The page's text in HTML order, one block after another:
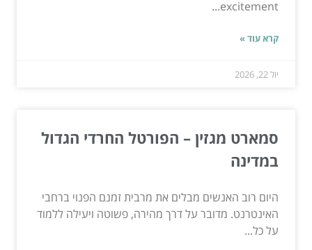
excitement...
קרא עוד »
יול 22, 2026
סמארט מגזין – הפורטל החרדי הגדול
במדינה
היום רוב האנשים מבלים את מרבית זמנם הפנוי ברחבי
האינטרנט. מדובר על דרך מהירה, פשוטה ויעילה ללמוד
על כל...